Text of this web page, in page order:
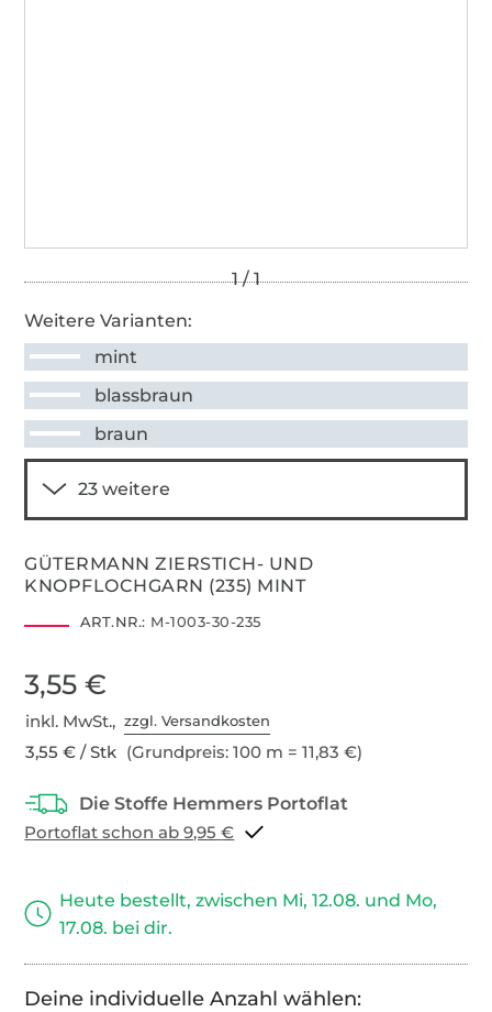
Weitere Varianten:
mint
blassbraun
braun
GÜTERMANN ZIERSTICH- UND
KNOPFLOCHGARN (235) MINT
ART.NR.: M-1003-30-235
3,55 €
inkl. MwSt.,zzgl. Versandkosten
3,55 € / Stk (Grundpreis: 100 m = 11,83 €)
Portoflat schon ab 9,95 €
Heute bestellt, zwischen Mi, 12.08. und Mo,
17.08. bei dir.
Deine individuelle Anzahl wählen: